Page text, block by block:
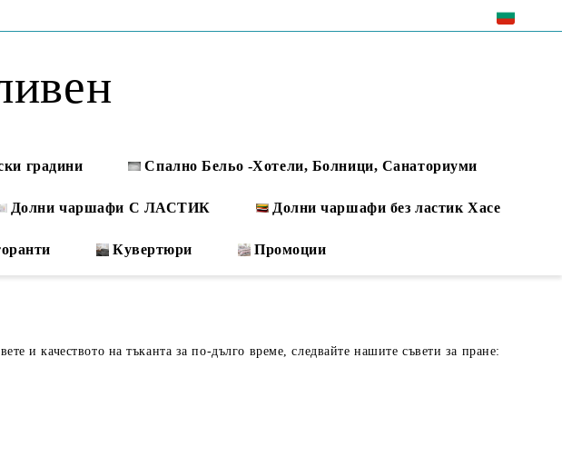
градини Спално Бельо -Хотели, Болници, Санаториуми
Долни чаршафи С ЛАСТИК Долни чаршафи без ластик Хасе
Кувертюри Промоции
и качеството на тъканта за по-дълго време, следвайте нашите съвети за пране: